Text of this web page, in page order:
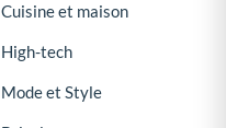
Cuisine et maison
High-tech
Mode et Style